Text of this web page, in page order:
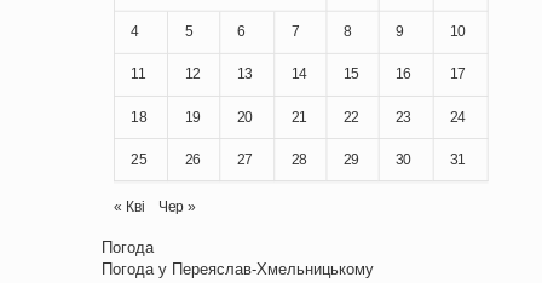
4 5 6 7 8 9 10
11 12 13 14 15 16 17
18 19 20 21 22 23 24
25 26 27 28 29 30 31
« Кві Чер »
Погода
Погода у Переяслав-Хмельницькому